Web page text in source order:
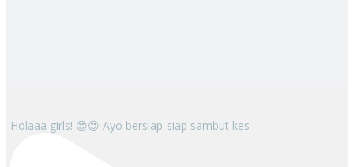
Holaaa girls! 😍😍 Ayo bersiap-siap sambut kes